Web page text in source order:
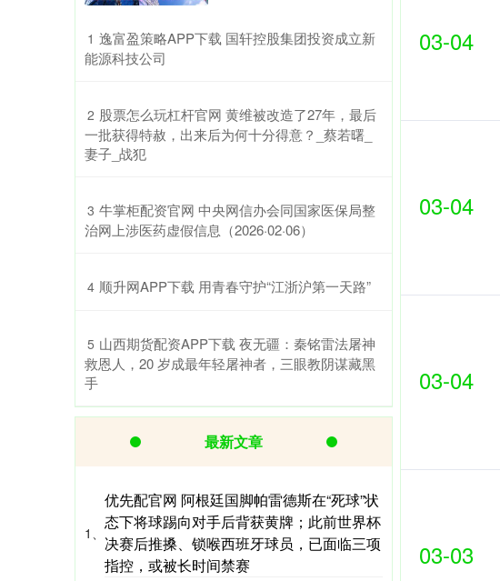
03-04
03-04
03-04
03-03
1 ​逸富盈策略APP下载 国轩控股集团投资成立新
能源科技公司
2 ​股票怎么玩杠杆官网 黄维被改造了27年，最后
一批获得特赦，出来后为何十分得意？_蔡若曙_
妻子_战犯
3 ​牛掌柜配资官网 中央网信办会同国家医保局整
治网上涉医药虚假信息（2026·02·06）
4 ​顺升网APP下载 用青春守护“江浙沪第一天路”
5 ​山西期货配资APP下载 夜无疆：秦铭雷法屠神
救恩人，20 岁成最年轻屠神者，三眼教阴谋藏黑
手
最新文章
1、
优先配官网 阿根廷国脚帕雷德斯在“死球”状
态下将球踢向对手后背获黄牌；此前世界杯
决赛后推搡、锁喉西班牙球员，已面临三项
指控，或被长时间禁赛